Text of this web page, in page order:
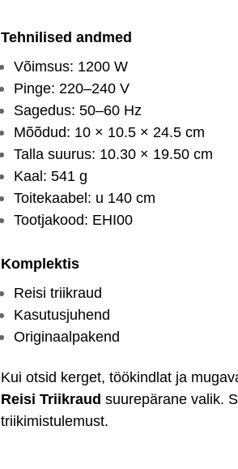
Tehnilised andmed
Võimsus: 1200 W
Pinge: 220–240 V
Sagedus: 50–60 Hz
Mõõdud: 10 × 10.5 × 24.5 cm
Talla suurus: 10.30 × 19.50 cm
Kaal: 541 g
Toitekaabel: u 140 cm
Tootjakood: EHI00
Komplektis
Reisi triikraud
Kasutusjuhend
Originaalpakend
Kui otsid kerget, töökindlat ja
Reisi Triikraud suurepärane valik.
triikimistulemust.